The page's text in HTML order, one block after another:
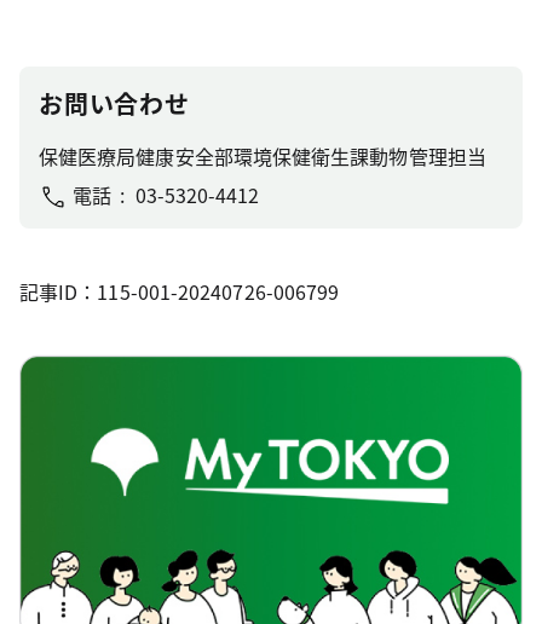
お問い合わせ
保健医療局健康安全部環境保健衛生課動物管理担当
電話
03-5320-4412
記事ID：115-001-20240726-006799